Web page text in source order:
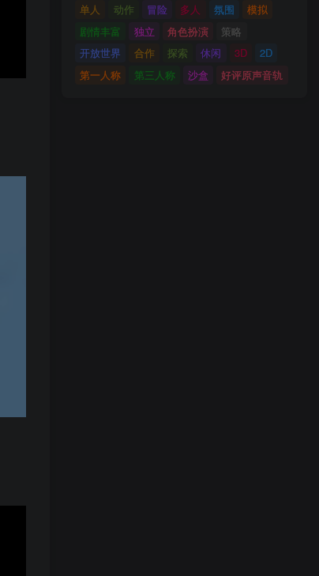
单人 动作 冒险 多人 氛围
模拟
剧情丰富
独立 角色扮演
策略
开放世界
合作 探索 休闲 3D
2D
第一人称
第三人称 沙盒 好评原声音轨